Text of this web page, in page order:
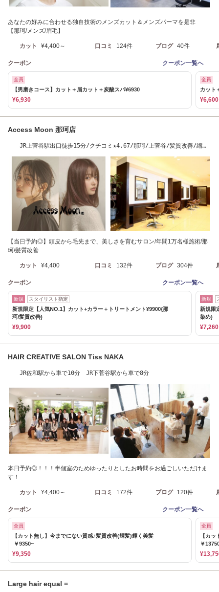
あなたの好みに合わせる独自技術のメンズカット＆メンズパーマを是非
【那珂/メンズ/眉毛】
カット ¥4,400～ 口コミ 124件 ブログ 40件
クーポン クーポン一覧へ
全員
【男磨きコース】カット＋眉カット＋炭酸スパ¥6930
¥6,930
全員
カット
¥6,600
Access Moon 那珂店
JR上菅谷駅出口徒歩15分/クチコミ★4.67/那珂/上菅谷/髪質改善/縮毛
【当日予約◎】頭皮から毛先まで、美しさを育むサロン/年間1万名様施術/那
珂/髪質改善
カット ¥4,400 口コミ 132件 ブログ 304件
クーポン クーポン一覧へ
新規 スタイリスト指定
新規限定【人気NO.1】カット+カラー＋トリートメント¥9900{那
珂/髪質改善}
¥9,900
新規
新規限
染め}
¥7,260
HAIR CREATIVE SALON Tiss NAKA
JR佐和駅から車で10分 JR下菅谷駅から車で8分
本日予約◎！！！半個室のためゆったりとしたお時間をお過ごしいただけま
す！
カット ¥4,400～ 口コミ 172件 ブログ 120件
クーポン クーポン一覧へ
全員
【カット無し】今までにない質感♪髪質改善(輝髪)輝く美髪
￥9350~
¥9,350
全員
【カ
￥
Large hair equal =